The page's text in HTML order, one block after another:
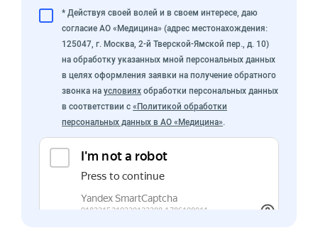
* Действуя своей волей и в своем интересе, даю
согласие АО «Медицина» (адрес местонахождения:
125047, г. Москва, 2-й Тверской-Ямской пер., д. 10)
на обработку указанных мной персональных данных
в целях оформления заявки на получение обратного
звонка на условиях обработки персональных данных
в соответствии с «Политикой обработки
персональных данных в АО «Медицина».